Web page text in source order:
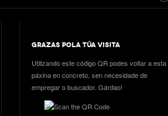
GRAZAS POLA TÚA VISITA
Utilizando este código QR podes voltar a esta
páxina en concreto, sen necesidade de
empregar o buscador. Gárdao!